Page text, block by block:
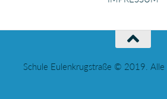
Schule Eulenkrugstraße © 2019. Alle